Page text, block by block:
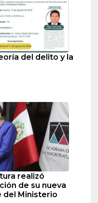
del delito y la
realizó
de su nueva
del Ministerio